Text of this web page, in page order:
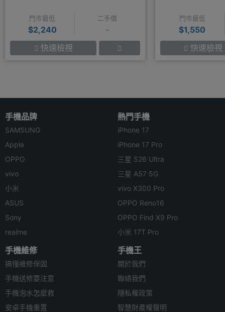
門市最低
$2,240
二手價
-
快速檢視
門市最低
$1,550
快速檢視
手機品牌
SAMSUNG
Apple
OPPO
vivo
小米
ASUS
Sony
realme
熱門手機
iPhone 17
iPhone 17 Pro
三星 S26 Ultra
三星 A57 5G
vivo X300 Pro
OPPO Reno16
OPPO Find X9 Pro
小米 17T Pro
手機維修
搞懂維修保固
手機送修要注意
手機泡水怎麼救
安卓手機重置
手機王
關於我們
聯絡我們
隱私權政策
智慧財產權聲明